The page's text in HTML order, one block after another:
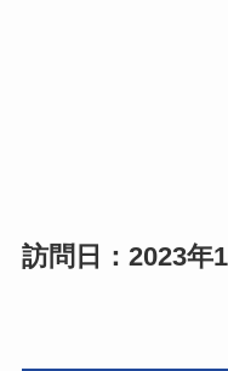
訪問日：2023年